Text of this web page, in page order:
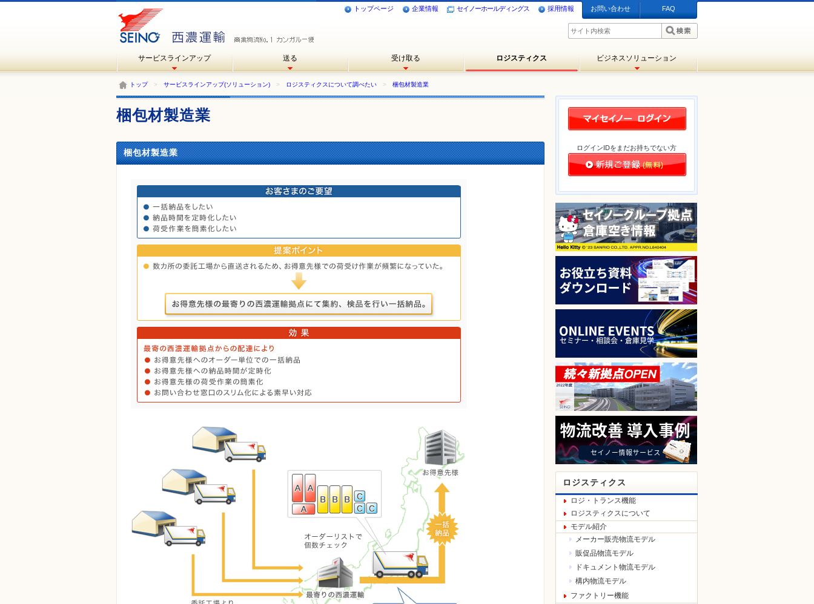
トップページ 企業情報 セイノーホールディングス 採用情報 お問い合わせ FAQ
サービスラインアップ 送る 受け取る ロジスティクス ビジネスソリューション
トップ> サービスラインアップ(ソリューション) > ロジスティクスについて調べたい > 梱包材製造業
梱包材製造業
梱包材製造業 ログインIDをまだお持ちでない方
ロジスティクス
ロジ・トランス機能
ロジスティクスについて
モデル紹介
メーカー販売物流モデル
販促品物流モデル
ドキュメント物流モデル
構内物流モデル
ファクトリー機能